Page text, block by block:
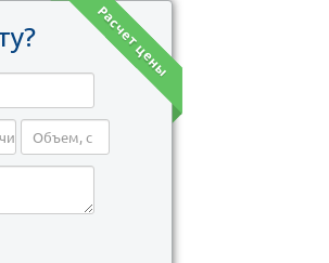
Расчет цены